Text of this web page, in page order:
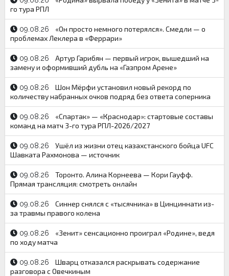
го тура РПЛ
09.08.26
«Он просто немного потерялся». Смедли — о
проблемах Леклера в «Феррари»
09.08.26
Артур Гарибян — первый игрок, вышедший на
замену и оформивший дубль на «Газпром Арене»
09.08.26
Шон Мёрфи установил новый рекорд по
количеству набранных очков подряд без ответа соперника
09.08.26
«Спартак» — «Краснодар»: стартовые составы
команд на матч 3-го тура РПЛ-2026/2027
09.08.26
Ушёл из жизни отец казахстанского бойца UFC
Шавката Рахмонова — источник
09.08.26
Торонто. Алина Корнеева — Кори Гауфф.
Прямая трансляция: смотреть онлайн
09.08.26
Синнер снялся с «тысячника» в Цинциннати из-
за травмы правого колена
09.08.26
«Зенит» сенсационно проиграл «Родине», ведя
по ходу матча
09.08.26
Шварц отказался раскрывать содержание
разговора с Овечкиным